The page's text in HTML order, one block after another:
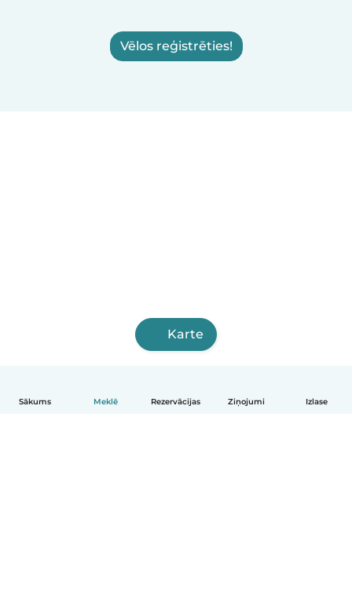
Sākums Meklē Rezervācijas Ziņojumi Izlase
Vēlos reģistrēties!
Karte